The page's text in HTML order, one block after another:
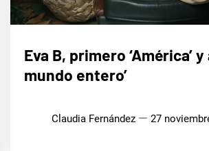
Eva B, primero ‘América’ y
mundo entero’
Claudia Fernández 27